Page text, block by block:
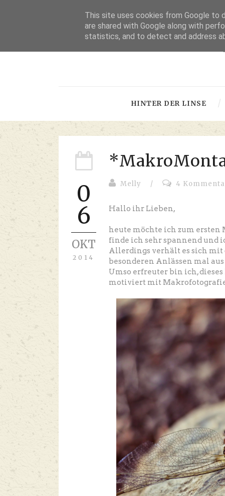
HINTER DER LINSE
0
6
OKT
2014
Melly / 4
Hallo ihr Lieben,
heute möchte ich zum ersten
finde ich sehr spannend und
Allerdings verhält es sich mit
besonderen Anlässen mal
Umso erfreuter bin ich,
motiviert mit
This site uses cookies from Google to
are shared with Google along with
statistics, and to detect and address